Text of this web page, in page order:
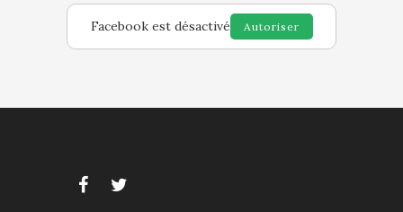
Facebook est désactivé Autoriser